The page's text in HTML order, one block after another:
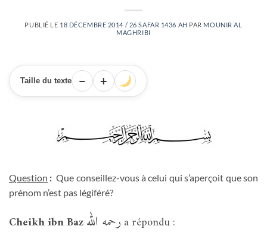
PUBLIÉ LE 18 DÉCEMBRE 2014 / 26 SAFAR 1436 AH PAR MOUNIR AL
MAGHRIBI
Taille du texte − +
Question : Que conseillez-vous à celui qui s’aperçoit que son
prénom n’est pas légiféré?
Cheikh ibn Bazرحمه الله a répondu :